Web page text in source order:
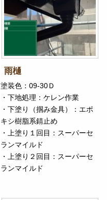
雨樋
塗装色：09-30Ｄ
・下地処理：ケレン作業
・下塗り（掴み金具）：エポ
キシ樹脂系錆止め
・上塗り１回目：スーパーセ
ランマイルド
・上塗り２回目：スーパーセ
ランマイルド